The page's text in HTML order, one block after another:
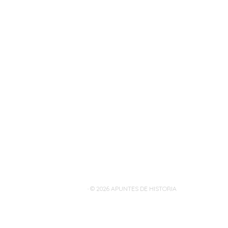
· © 2026 APUNTES DE HISTORIA